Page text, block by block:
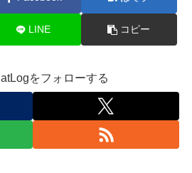
LINE コピー
をフォローする